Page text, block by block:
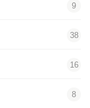
9
38
16
8